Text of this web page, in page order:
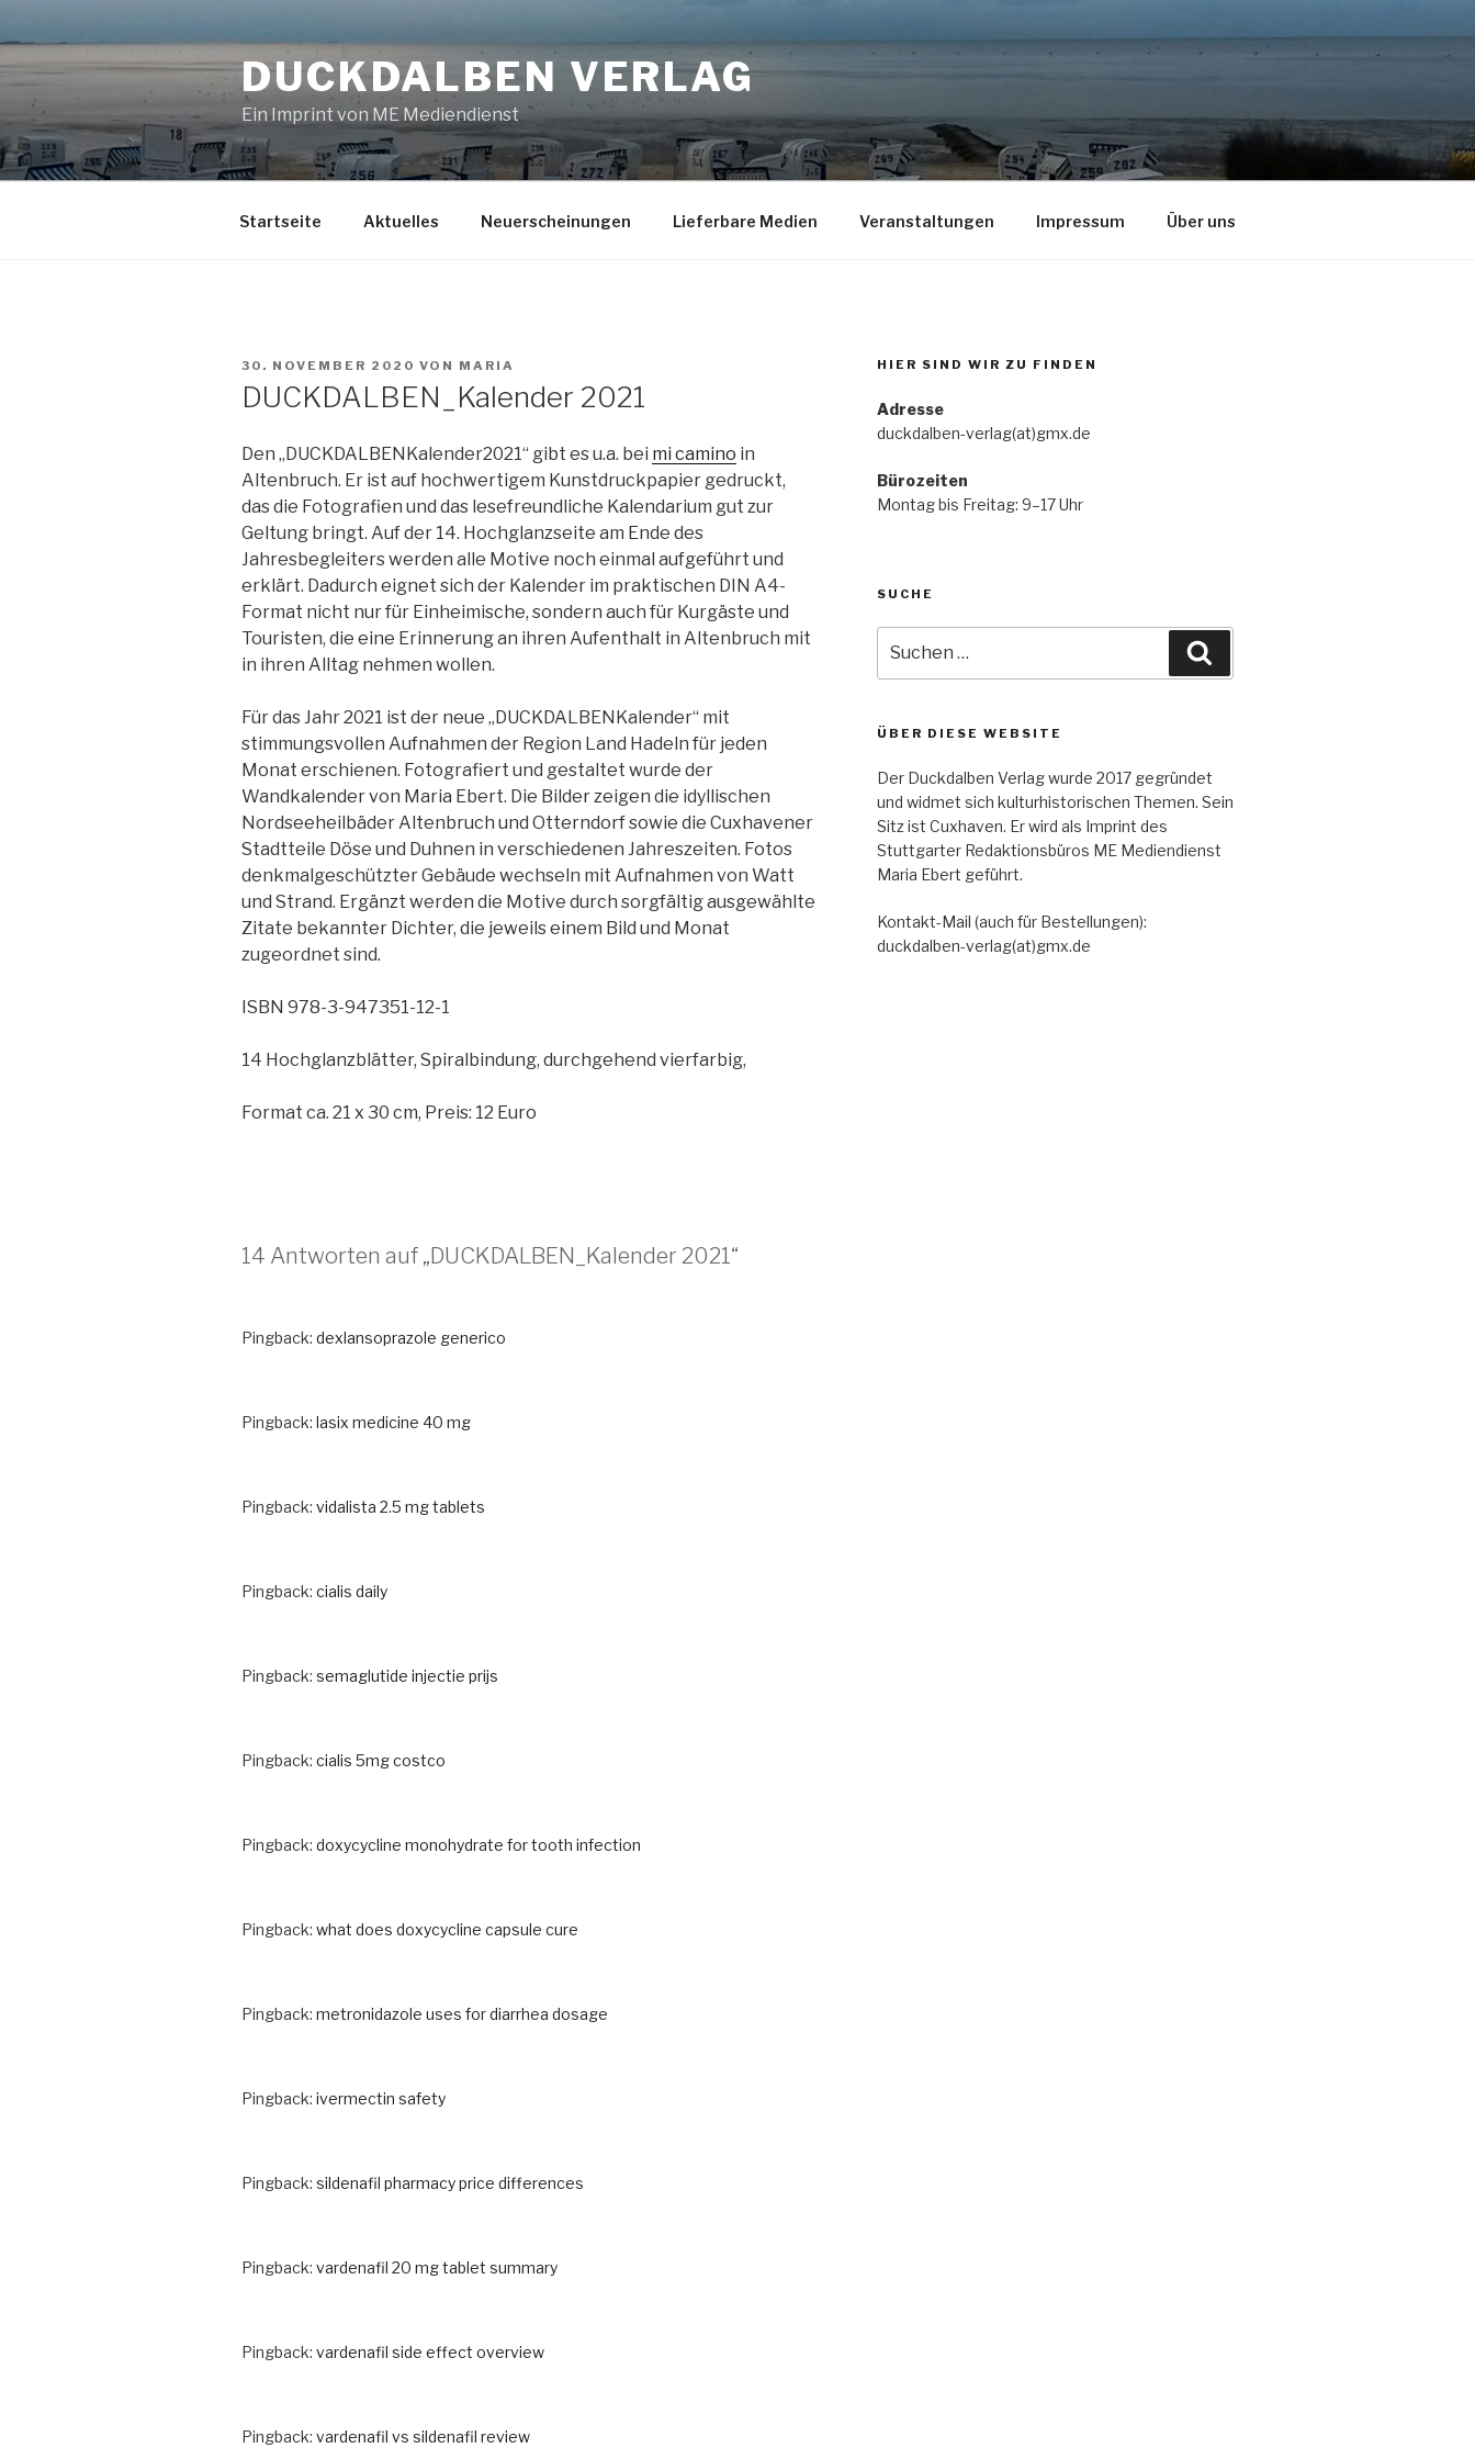
Inhalt
springen
DUCKDALBEN VERLAG
Ein Imprint von ME Mediendienst
Startseite Aktuelles Neuerscheinungen Lieferbare Medien Veranstaltungen Impressum Über uns
VERÖFFENTLICHT
30. NOVEMBER 2020 VON MARIA
DUCKDALBEN_Kalender 2021
Den „DUCKDALBENKalender2021“ gibt es u.a. bei mi camino in
Altenbruch. Er ist auf hochwertigem Kunstdruckpapier gedruckt,
das die Fotografien und das lesefreundliche Kalendarium gut zur
Geltung bringt. Auf der 14. Hochglanzseite am Ende des
Jahresbegleiters werden alle Motive noch einmal aufgeführt und
erklärt. Dadurch eignet sich der Kalender im praktischen DIN A4-
Format nicht nur für Einheimische, sondern auch für Kurgäste und
Touristen, die eine Erinnerung an ihren Aufenthalt in Altenbruch mit
in ihren Alltag nehmen wollen.
Für das Jahr 2021 ist der neue „DUCKDALBENKalender“ mit
stimmungsvollen Aufnahmen der Region Land Hadeln für jeden
Monat erschienen. Fotografiert und gestaltet wurde der
Wandkalender von Maria Ebert. Die Bilder zeigen die idyllischen
Nordseeheilbäder Altenbruch und Otterndorf sowie die Cuxhavener
Stadtteile Döse und Duhnen in verschiedenen Jahreszeiten. Fotos
denkmalgeschützter Gebäude wechseln mit Aufnahmen von Watt
und Strand. Ergänzt werden die Motive durch sorgfältig ausgewählte
Zitate bekannter Dichter, die jeweils einem Bild und Monat
zugeordnet sind.
ISBN 978-3-947351-12-1
14 Hochglanzblätter, Spiralbindung, durchgehend vierfarbig,
Format ca. 21 x 30 cm, Preis: 12 Euro
14 Antworten auf „DUCKDALBEN_Kalender 2021“
Pingback: dexlansoprazole generico
Pingback: lasix medicine 40 mg
Pingback: vidalista 2.5 mg tablets
Pingback: cialis daily
Pingback: semaglutide injectie prijs
Pingback: cialis 5mg costco
Pingback: doxycycline monohydrate for tooth infection
Pingback: what does doxycycline capsule cure
Pingback: metronidazole uses for diarrhea dosage
Pingback: ivermectin safety
Pingback: sildenafil pharmacy price differences
Pingback: vardenafil 20 mg tablet summary
Pingback: vardenafil side effect overview
Pingback: vardenafil vs sildenafil review
HIER SIND WIR ZU FINDEN
Adresse
duckdalben-verlag(at)gmx.de
Bürozeiten
Montag bis Freitag: 9–17 Uhr
SUCHE
nach:
ÜBER DIESE WEBSITE
Der Duckdalben Verlag wurde 2017 gegründet
und widmet sich kulturhistorischen Themen. Sein
Sitz ist Cuxhaven. Er wird als Imprint des
Stuttgarter Redaktionsbüros ME Mediendienst
Maria Ebert geführt.
Kontakt-Mail (auch für Bestellungen):
duckdalben-verlag(at)gmx.de